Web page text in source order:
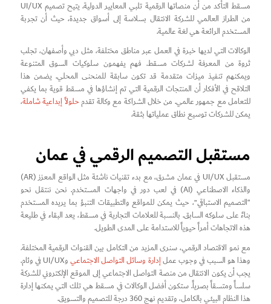
مسقط التأكد من أن منصاتها الرقمية تلبي المعايير الدولية. يتيح تصميم UI/UX
من الطراز العالمي للشركة الانتقال بسلاسة إلى أسواق جديدة، حيث أن تجربة
المستخدم الرائعة هي لغة عالمية.
الوكالات التي لديها خبرة في العمل عبر مناطق مختلفة، مثل دبي وأصفهان، تجلب
ثروة من المعرفة لشركات مسقط. فهم يفهمون سلوكيات السوق المتنوعة
ويمكنهم تنفيذ ميزات متقدمة قد تكون سابقة للمنحنى المحلي. يضمن هذا
التلاقح في الأفكار أن المنتجات الرقمية التي تم إنشاؤها في مسقط قوية بما يكفي
للتعامل مع جمهور عالمي. من خلال الشراكة مع وكالة تقدمحلولاً إبداعية شاملة،
يمكن للشركات توسيع نطاق عملياتها بثقة.
مستقبل التصميم الرقمي في عمان
مستقبل UI/UX في عمان مشرق، مع بدء تقنيات ناشئة مثل الواقع المعزز (AR)
والذكاء الاصطناعي (AI) في لعب دور في واجهات المستخدم. نحن ننتقل نحو
“التصميم الاستباقي”، حيث يمكن للمواقع والتطبيقات التنبؤ بما يريده المستخدم
بناءً على سلوكه السابق. بالنسبة للعلامات التجارية في مسقط، يعد البقاء في طليعة
هذه الاتجاهات أمراً حيوياً للاستدامة على المدى الطويل.
مع نمو الاقتصاد الرقمي، سنرى المزيد من التكامل بين القنوات الرقمية المختلفة.
وهذا هو السبب في وجوب عملإدارة وسائل التواصل الاجتماعي
وUI/UX في وئام.
يجب أن يكون الانتقال من منصة التواصل الاجتماعي إلى الموقع الإلكتروني للشركة
سلساً ومتسقاً بصرياً. ستكون أفضل الوكالات في مسقط هي تلك التي يمكنها إدارة
هذا النظام البيئي بالكامل، وتقديم نهج 360 درجة للتصميم والتسويق.